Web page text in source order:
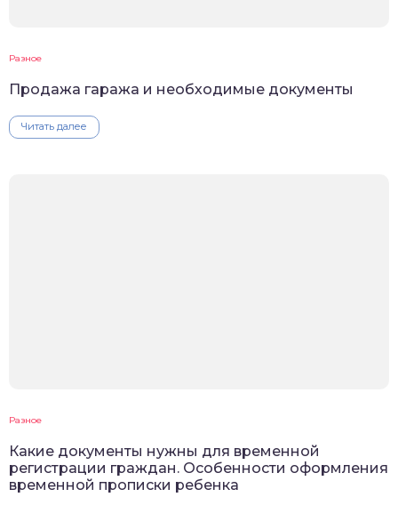
Разное
Продажа гаража и необходимые документы
Читать далее
Разное
Какие документы нужны для временной
регистрации граждан. Особенности оформления
временной прописки ребенка